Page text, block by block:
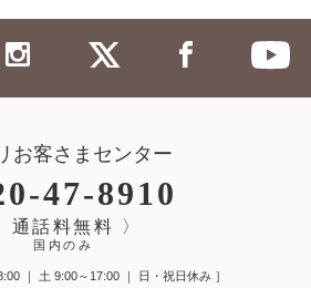
お客さまセンター
47-8910
通話料無料 〉
国内のみ
｜ 土 9:00～17:00 ｜ 日・祝日休み ］